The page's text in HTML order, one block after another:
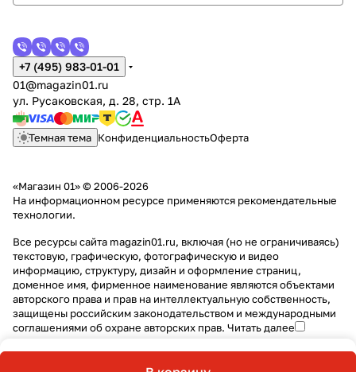
+7 (495) 983-01-01
01@magazin01.ru
ул. Русаковская, д. 28, стр. 1А
Темная тема КонфиденциальностьОферта
«Магазин 01» © 2006-2026
На информационном ресурсе применяются рекомендательные
технологии.
Все ресурсы сайта magazin01.ru, включая (но не ограничиваясь)
текстовую, графическую, фотографическую и видео
информацию, структуру, дизайн и оформление страниц,
доменное имя, фирменное наименование являются объектами
авторского права и прав на интеллектуальную собственность,
защищены российским законодательством и международными
соглашениями об охране авторских прав. Читать далее